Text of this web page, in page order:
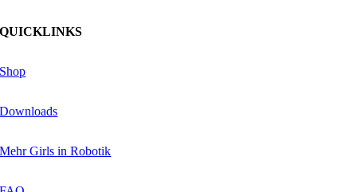
QUICKLINKS
Shop
Downloads
Mehr Girls in Robotik